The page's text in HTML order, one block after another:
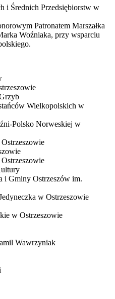
i Średnich Przedsiębiorstw w
Patronatem Marszałka
Woźniaka, przy wsparciu
Wielkopolskich w
Polsko Norweskiej w
i Gminy Ostrzeszów im.
w Ostrzeszowie
w Ostrzeszowie
Wawrzyniak